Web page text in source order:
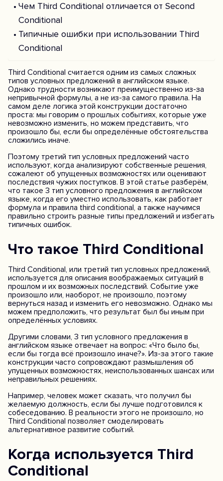
Чем Third Conditional отличается от Second
Conditional
Типичные ошибки при использовании Third
Conditional
Third Conditional считается одним из самых сложных
типов условных предложений в английском языке.
Однако трудности возникают преимущественно из-за
непривычной формулы, а не из-за самого правила. На
самом деле логика этой конструкции достаточно
проста: мы говорим о прошлых событиях, которые уже
невозможно изменить, но можем представить, что
произошло бы, если бы определённые обстоятельства
сложились иначе.
Поэтому третий тип условных предложений часто
используют, когда анализируют собственные решения,
сожалеют об упущенных возможностях или оценивают
последствия чужих поступков. В этой статье разберём,
что такое 3 тип условного предложения в английском
языке, когда его уместно использовать, как работает
формула и правила third conditional, а также научимся
правильно строить разные типы предложений и избегать
типичных ошибок.
Что такое Third Conditional
Third Conditional, или третий тип условных предложений,
используется для описания воображаемых ситуаций в
прошлом и их возможных последствий. Событие уже
произошло или, наоборот, не произошло, поэтому
вернуться назад и изменить его невозможно. Однако мы
можем предположить, что результат был бы иным при
определённых условиях.
Другими словами, 3 тип условного предложения в
английском языке отвечает на вопрос: «Что было бы,
если бы тогда всё произошло иначе?». Из-за этого такие
конструкции часто сопровождают размышления об
упущенных возможностях, неиспользованных шансах или
неправильных решениях.
Например, человек может сказать, что получил бы
желаемую должность, если бы лучше подготовился к
собеседованию. В реальности этого не произошло, но
Third Conditional позволяет смоделировать
альтернативное развитие событий.
Когда используется Third
Conditional